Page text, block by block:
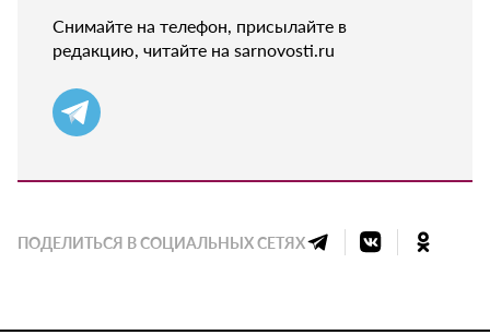
Снимайте на телефон, присылайте в
редакцию, читайте на sarnovosti.ru
ПОДЕЛИТЬСЯ В СОЦИАЛЬНЫХ СЕТЯХ